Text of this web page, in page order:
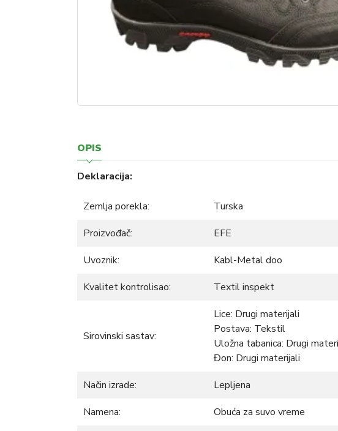
OPIS
Deklaracija:
Zemlja porekla:
Turska
Proizvođač:
EFE
Uvoznik:
Kabl-Metal doo
Kvalitet kontrolisao:
Textil inspekt
Sirovinski sastav:
Lice: Drugi materijali
Postava: Tekstil
Uložna tabanica: Drugi
Đon: Drugi materijali
Način izrade:
Lepljena
Namena:
Obuća za suvo vreme